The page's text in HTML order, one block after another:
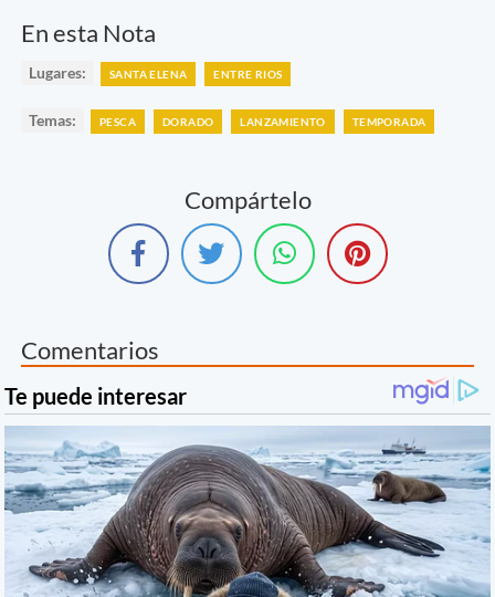
En esta Nota
Lugares: SANTA ELENA ENTRE RIOS
Temas: PESCA DORADO LANZAMIENTO TEMPORADA
Compártelo
Comentarios